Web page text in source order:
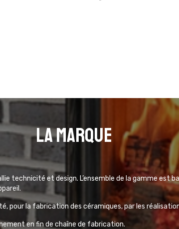
La marque
technicité et design. L’ensemble de la gamme est
pour la fabrication des céramiques, par les
en fin de chaîne de fabrication.